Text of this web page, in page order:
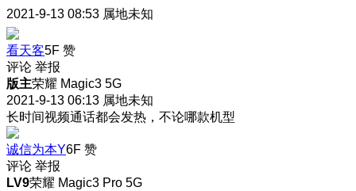
2021-9-13 08:53 属地未知
看天客5F 赞
评论 举报
版主荣耀 Magic3 5G
2021-9-13 06:13 属地未知
长时间视频通话都会发热，不论哪款机型
诚信为本Y6F 赞
评论 举报
LV9荣耀 Magic3 Pro 5G